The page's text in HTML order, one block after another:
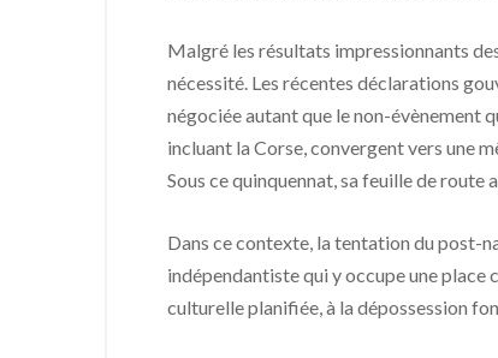
Malgré les résultats impressionnants
nécessité. Les récentes déclarations
négociée autant que le non-évènement
incluant la Corse, convergent vers une
Sous ce quinquennat, sa feuille de
Dans ce contexte, la tentation du post-
indépendantiste qui y occupe une place
culturelle planifiée, à la dépossession